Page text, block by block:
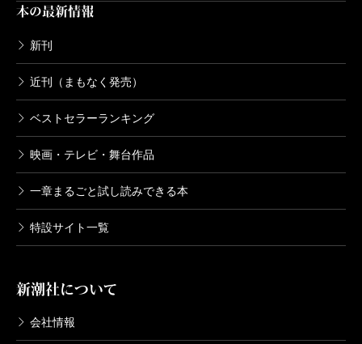
本の最新情報
新刊
近刊（まもなく発売）
ベストセラーランキング
映画・テレビ・舞台作品
一章まるごと試し読みできる本
特設サイト一覧
新潮社について
会社情報